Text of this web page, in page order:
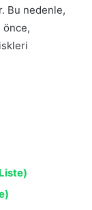
Bu nedenle,
önce,